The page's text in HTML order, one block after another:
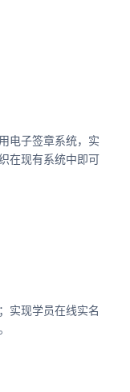
电子签章系统，实
在现有系统中即可
实现学员在线实名